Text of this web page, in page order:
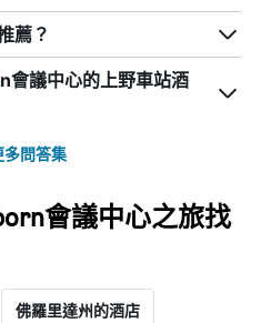
薦？
議中心的上野車站酒
問答集
會議中心之旅找
佛羅里達州的酒店